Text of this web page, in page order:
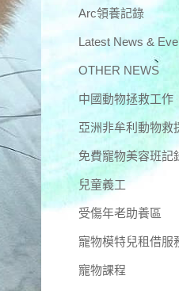
Arc領養記錄
Latest News &
OTHER NEWS
中國動物拯救工作
亞洲非牟利動物救
免費寵物美容班記
兒童義工
受傷年老助養區
寵物模特兒租借服
寵物課程